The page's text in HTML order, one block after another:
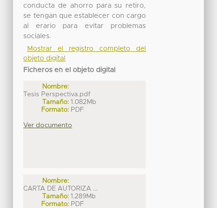
conducta de ahorro para su retiro,
se tengan que establecer con cargo
al erario para evitar problemas
sociales.
Mostrar el registro completo del
objeto digital
Ficheros en el objeto digital
Nombre:
Tesis Perspectiva.pdf
Tamaño: 1.082Mb
Formato: PDF
Ver documento
Nombre:
CARTA DE AUTORIZA ...
Tamaño: 1.289Mb
Formato: PDF